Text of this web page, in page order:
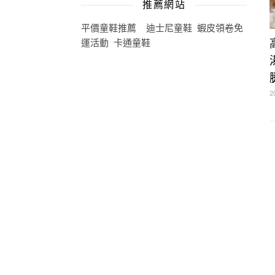
推薦網站
平價童鞋推薦 迪士尼童鞋 蝦皮領卷免
運活動 卡通童鞋